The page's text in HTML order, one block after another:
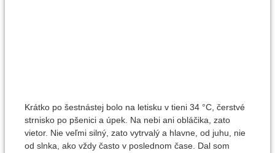
Krátko po šestnástej bolo na letisku v tieni 34 °C, čerstvé
strnisko po pšenici a úpek. Na nebi ani obláčika, zato
vietor. Nie veľmi silný, zato vytrvalý a hlavne, od juhu, nie
od slnka, ako vždy často v poslednom čase. Dal som